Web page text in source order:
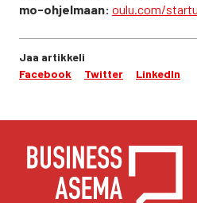
mo-ohjel­maan: oulu.com/
Jaa artikkeli
Facebook
Twitter LinkedIn